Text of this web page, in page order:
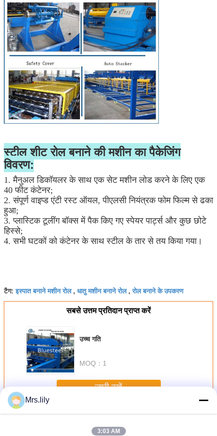
स्टील शीट रोल बनाने की मशीन का पैकेजिंग
विवरण:
1. मैनुअल डिकॉयलर के साथ एक सेट मशीन लोड करने के लिए एक
40 फीट कंटेनर;
2. संपूर्ण वाइप्ड एंटी रस्ट ऑयल, पीएलसी नियंत्रक फोम फिल्म से ढका
हुआ;
3. प्लास्टिक टूलींग बॉक्स में पैक किए गए स्पेयर पार्ट्स और कुछ छोटे
हिस्से;
4. सभी घटकों को कंटेनर के साथ स्टील के तार से तय किया गया।
टैग:इस्पात बनाने मशीन रोल, धातु मशीन बनाने रोल,रोल बनाने के उपकरण
सबसे उत्तम प्रतिदान प्राप्त करें
उच्च गति
MOQ： 1
जारी रखें
अधिकरूफ पैनल मशीन बनाने रोल
Mrs.lily
3:03 AM